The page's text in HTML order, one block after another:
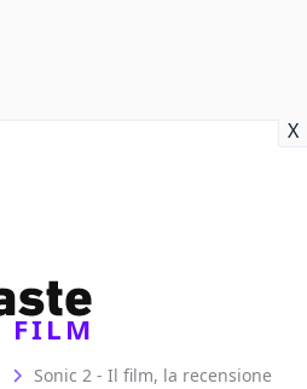
X
FILM
Sonic 2 - Il film, la recensione